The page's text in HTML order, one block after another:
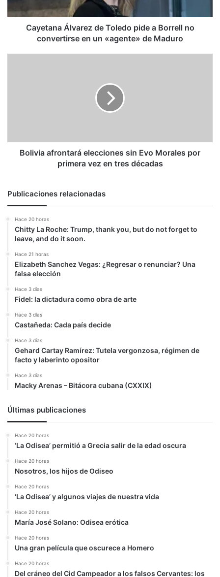
convertirse
Cayetana Álvarez de Toledo pide a Borrell no
convertirse en un «agente» de Maduro
vez
Bolivia afrontará elecciones sin Evo Morales por
primera vez en tres décadas
Publicaciones relacionadas
Hace 20 horas
Chitty La Roche: Trump, thank you, but do not forget to
leave, and do it soon.
Hace 21 horas
Elizabeth Sanchez Vegas: ¿Regresar o renunciar? Una
falsa elección
Hace 3 días
Fidel: la dictadura como obra de arte
Hace 3 días
Castañeda: Cada país decide
Hace 3 días
Gehard Cartay Ramírez: Tutela vergonzosa, régimen de
facto y laberinto opositor
Hace 3 días
Macky Arenas – Bitácora cubana (CXXIX)
Últimas publicaciones
Hace 20 horas
‘La Odisea’ permitió a Grecia salir de la edad oscura
Hace 20 horas
Nosotros, los hijos de Odiseo
Hace 20 horas
‘La Odisea’ y algunos viajes de nuestra vida
Hace 20 horas
María José Solano: Odisea erótica
Hace 20 horas
Una gran película que oscurece a Homero
Hace 20 horas
Del cráneo del Cid Campeador a los falsos Cervantes: los